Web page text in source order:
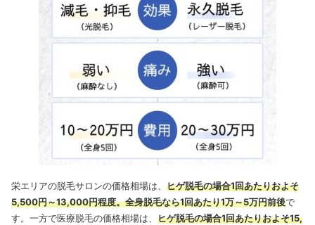
栄エリアの脱毛サロンの価格相場は、 ヒゲ脱毛の場合1回あたりおよそ
5,500円～13,000円程度。全身脱毛なら1回あたり1万～5万円前後で
す。一方で医療脱毛の価格相場は、 ヒゲ脱毛の場合1回あたりおよそ15,